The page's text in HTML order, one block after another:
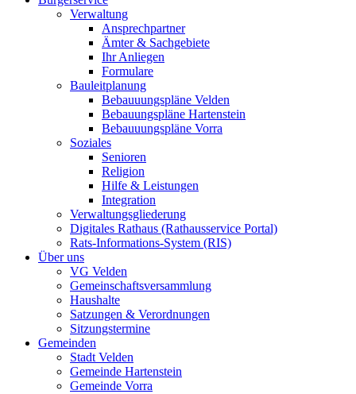
Verwaltung
Ansprechpartner
Ämter & Sachgebiete
Ihr Anliegen
Formulare
Bauleitplanung
Bebauuungspläne Velden
Bebauungspläne Hartenstein
Bebauuungspläne Vorra
Soziales
Senioren
Religion
Hilfe & Leistungen
Integration
Verwaltungsgliederung
Digitales Rathaus (Rathausservice Portal)
Rats-Informations-System (RIS)
Über uns
VG Velden
Gemeinschaftsversammlung
Haushalte
Satzungen & Verordnungen
Sitzungstermine
Gemeinden
Stadt Velden
Gemeinde Hartenstein
Gemeinde Vorra